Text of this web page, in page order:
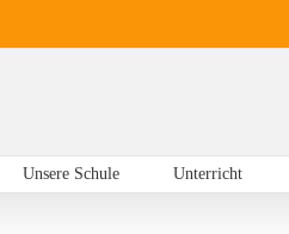
Unsere Schule Unterricht